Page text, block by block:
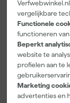
vergelijkbare
Functionele
functioneren
Beperkt
website te
profielen aan te
Marketing
advertenties en
Vaak